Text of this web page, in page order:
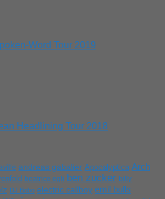
Word Tour 2019
Headlining Tour 2018
andreas gabalier Apocalyptica Arch
beatrice egli ben zucker billy
DJ Bobo electric callboy emil bulls